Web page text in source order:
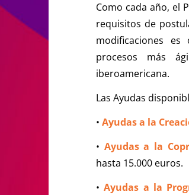
Como cada año, el
requisitos de
modificaciones
procesos más
iberoamericana.
Las Ayudas
• Ayudas a la
• Ayudas a la
hasta 15.000 euros.
•Ayudas a la